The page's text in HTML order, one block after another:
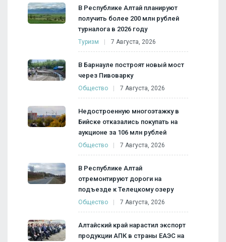
В Республике Алтай планируют
получить более 200 млн рублей
турналога в 2026 году
Туризм 7 Августа, 2026
В Барнауле построят новый мост
через Пивоварку
Общество 7 Августа, 2026
Недостроенную многоэтажку в
Бийске отказались покупать на
аукционе за 106 млн рублей
Общество 7 Августа, 2026
В Республике Алтай
отремонтируют дороги на
подъезде к Телецкому озеру
Общество 7 Августа, 2026
Алтайский край нарастил экспорт
продукции АПК в страны ЕАЭС на